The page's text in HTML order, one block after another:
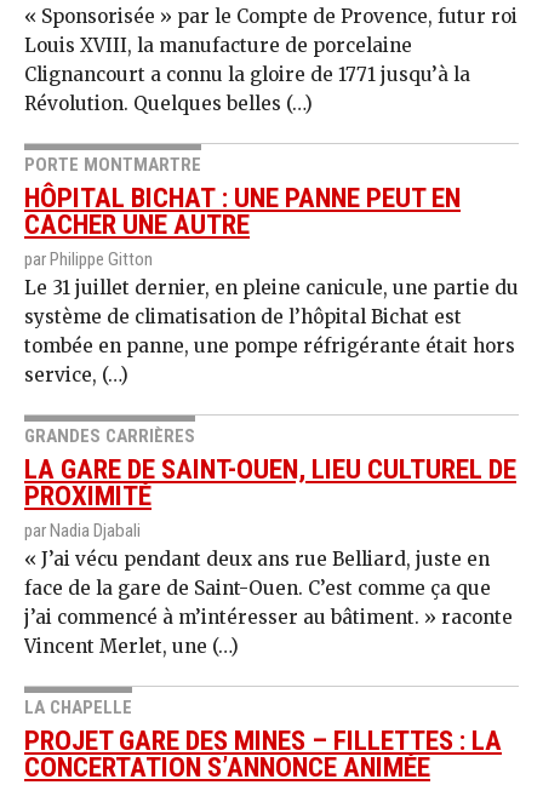
« Sponsorisée » par le Compte de Provence, futur roi
Louis XVIII, la manufacture de porcelaine
Clignancourt a connu la gloire de 1771 jusqu’à la
Révolution. Quelques belles (…)
PORTE MONTMARTRE
HÔPITAL BICHAT : UNE PANNE PEUT EN
CACHER UNE AUTRE
par Philippe Gitton
Le 31 juillet dernier, en pleine canicule, une partie du
système de climatisation de l’hôpital Bichat est
tombée en panne, une pompe réfrigérante était hors
service, (…)
GRANDES CARRIÈRES
LA GARE DE SAINT-OUEN, LIEU CULTUREL DE
PROXIMITÉ
par Nadia Djabali
« J’ai vécu pendant deux ans rue Belliard, juste en
face de la gare de Saint-Ouen. C’est comme ça que
j’ai commencé à m’intéresser au bâtiment. » raconte
Vincent Merlet, une (…)
LA CHAPELLE
PROJET GARE DES MINES – FILLETTES : LA
CONCERTATION S’ANNONCE ANIMÉE